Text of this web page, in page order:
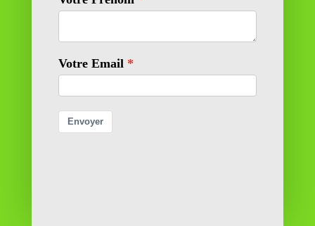
11 rue Richelieu
Contactez-nous